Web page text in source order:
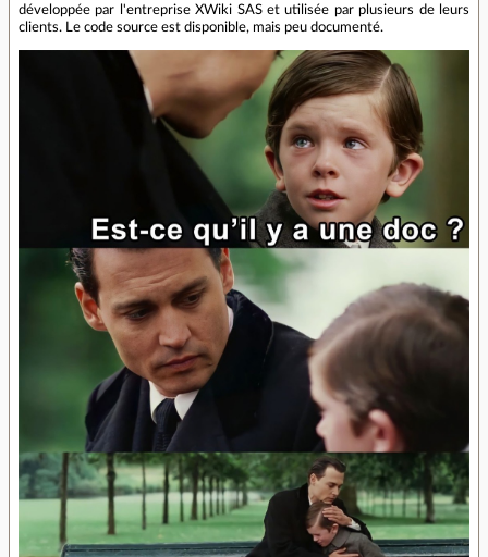
développée par l'entreprise XWiki SAS et utilisée par plusieurs de leurs
clients. Le code source est disponible, mais peu documenté.